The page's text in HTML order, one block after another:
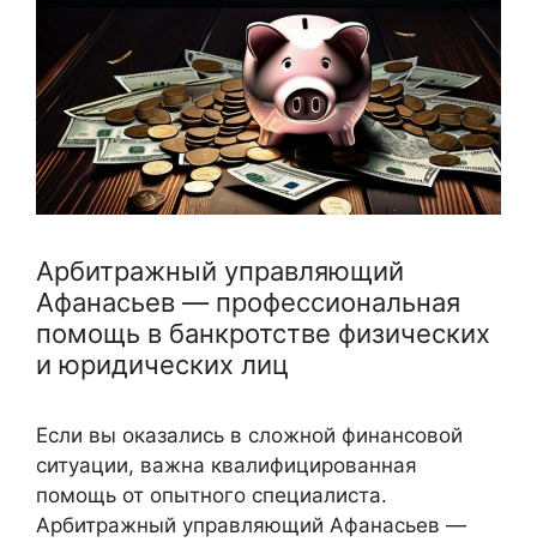
Арбитражный управляющий
Афанасьев — профессиональная
помощь в банкротстве физических
и юридических лиц
Если вы оказались в сложной финансовой
ситуации, важна квалифицированная
помощь от опытного специалиста.
Арбитражный управляющий Афанасьев —